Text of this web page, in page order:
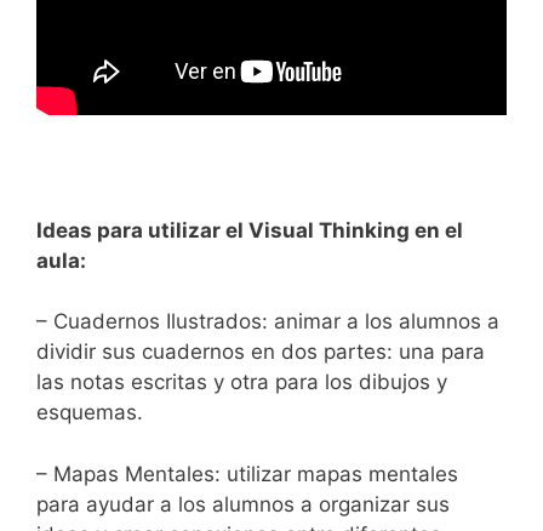
Ideas para utilizar el Visual Thinking en el
aula:
– Cuadernos Ilustrados: animar a los alumnos a
dividir sus cuadernos en dos partes: una para
las notas escritas y otra para los dibujos y
esquemas.
– Mapas Mentales: utilizar mapas mentales
para ayudar a los alumnos a organizar sus